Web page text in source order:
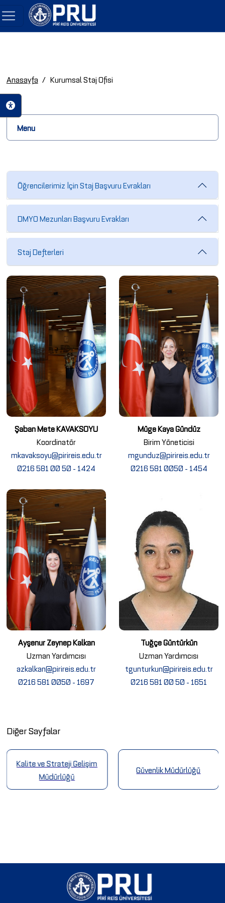
Anasayfa Kurumsal Staj Ofisi
Menu
Öğrencilerimiz İçin Staj Başvuru Evrakları
DMYO Mezunları Başvuru Evrakları
Staj Defterleri
Şaban Mete KAVAKSOYU
Koordinatör
mkavaksoyu@pirireis.edu.tr
0216 581 00 50 - 1424
Müge Kaya Gündüz
Birim Yöneticisi
mgunduz@pirireis.edu.tr
0216 581 0050 - 1454
Ayşenur Zeynep Kalkan
Uzman Yardımcısı
azkalkan@pirireis.edu.tr
0216 581 0050 - 1697
Tuğçe Güntürkün
Uzman Yardımcısı
tgunturkun@pirireis.edu.tr
0216 581 00 50 - 1651
Diğer Sayfalar
Kalite ve Strateji Gelişim
Müdürlüğü
Güvenlik Müdürlüğü